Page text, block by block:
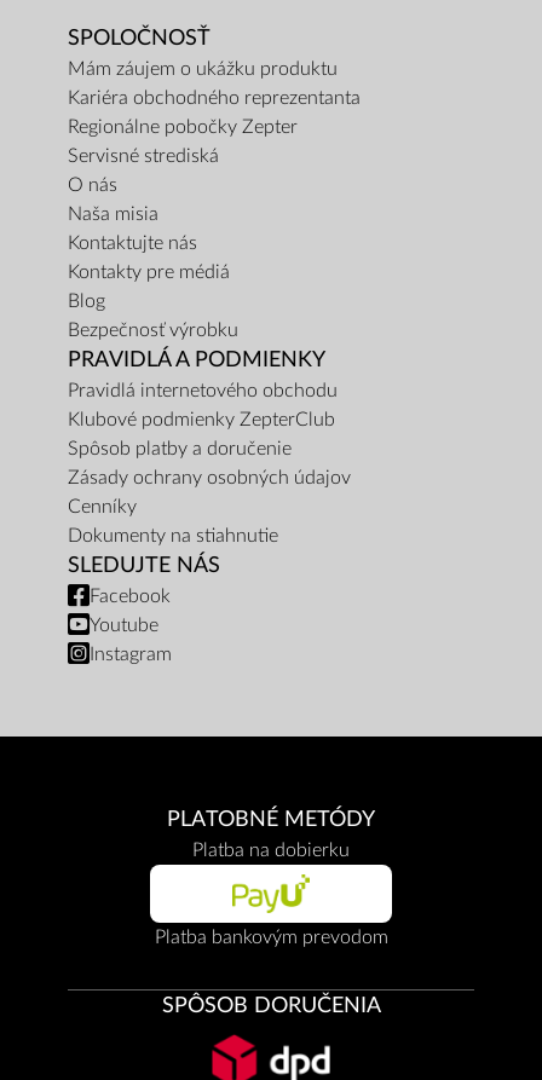
SPOLOČNOSŤ
Mám záujem o ukážku produktu
Kariéra obchodného reprezentanta
Regionálne pobočky Zepter
Servisné strediská
O nás
Naša misia
Kontaktujte nás
Kontakty pre médiá
Blog
Bezpečnosť výrobku
PRAVIDLÁ A PODMIENKY
Pravidlá internetového obchodu
Klubové podmienky ZepterClub
Spôsob platby a doručenie
Zásady ochrany osobných údajov
Cenníky
Dokumenty na stiahnutie
SLEDUJTE NÁS
Facebook
Youtube
Instagram
PLATOBNÉ METÓDY
Platba na dobierku
Platba bankovým prevodom
SPÔSOB DORUČENIA